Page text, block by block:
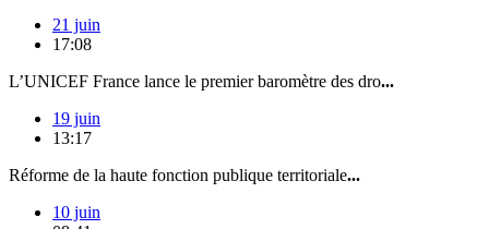
21 juin
17:08
L’UNICEF France lance le premier baromètre des dro...
19 juin
13:17
Réforme de la haute fonction publique territoriale...
10 juin